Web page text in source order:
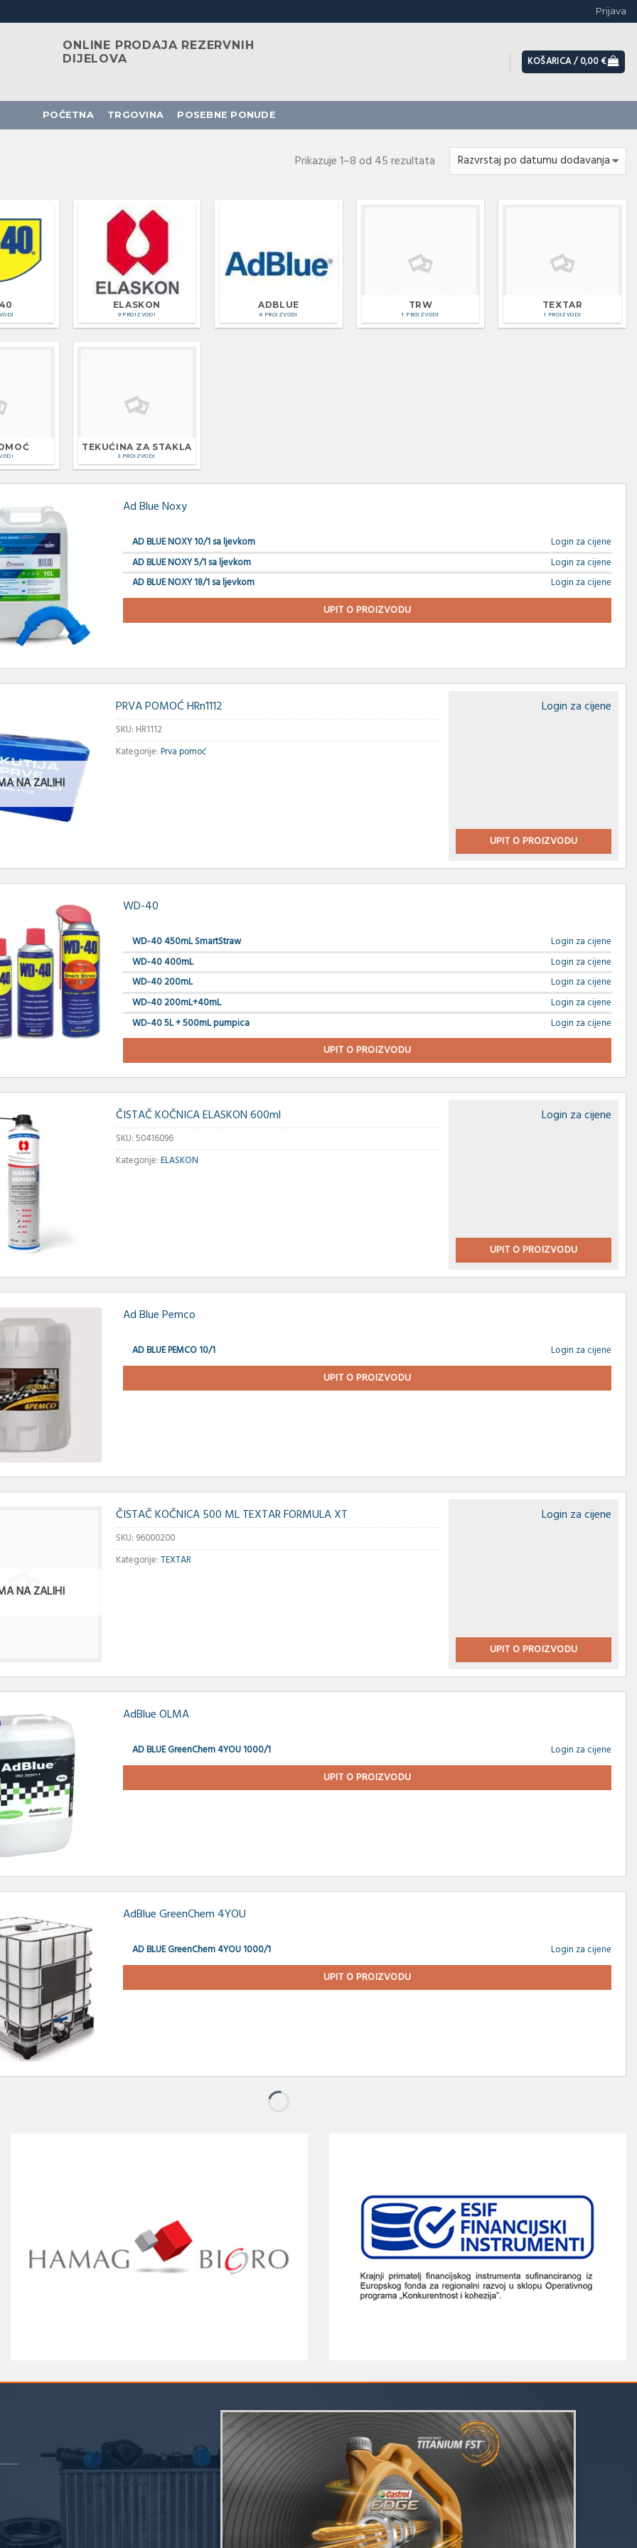
Prijava
ONLINE PRODAJA REZERVNIH
DIJELOVA
KOŠARICA /0,00€
POČETNA TRGOVINA POSEBNE PONUDE
Prikazuje 1–8 od 45 rezultata
ELASKON
9 PROIZVODI
ADBLUE
6 PROIZVODI
TRW
1 PROIZVODI
TEXTAR
1 PROIZVODI
TEKUĆINA ZA STAKLA
3 PROIZVODI
Ad Blue Noxy
AD BLUE NOXY 10/1 sa ljevkom
Login za cijene
AD BLUE NOXY 5/1 sa ljevkom
Login za cijene
AD BLUE NOXY 18/1 sa ljevkom
Login za cijene
UPIT O PROIZVODU
NA ZALIHI
PRVA POMOĆ HRn1112
SKU: HR1112
Kategorije:Prva pomoć
Login za cijene
UPIT O PROIZVODU
WD-40
WD-40 450mL SmartStraw
Login za cijene
WD-40 400mL
Login za cijene
WD-40 200mL
Login za cijene
WD-40 200mL+40mL
Login za cijene
WD-40 5L + 500mL pumpica
Login za cijene
UPIT O PROIZVODU
ČISTAČ KOČNICA ELASKON 600ml
SKU:50416096
Kategorije:ELASKON
Login za cijene
UPIT O PROIZVODU
Ad Blue Pemco
AD BLUE PEMCO 10/1 Login za cijene
UPIT O PROIZVODU
NA ZALIHI
ČISTAČ KOČNICA 500 ML TEXTAR FORMULA XT
SKU: 96000200
Kategorije:TEXTAR
Login za cijene
UPIT O PROIZVODU
AdBlue OLMA
AD BLUE GreenChem 4YOU 1000/1 Login za cijene
UPIT O PROIZVODU
AdBlue GreenChem 4YOU
AD BLUE GreenChem 4YOU 1000/1 Login za cijene
UPIT O PROIZVODU